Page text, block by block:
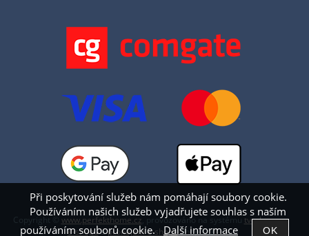
Copyright © www.perfekthome.cz provozováno na systému tvorba
e-shopuapronájem e-shopuShop5.cz
Při poskytování služeb nám pomáhají soubory cookie.
Používáním našich služeb vyjadřujete souhlas s naším
používáním souborů cookie.Další informace